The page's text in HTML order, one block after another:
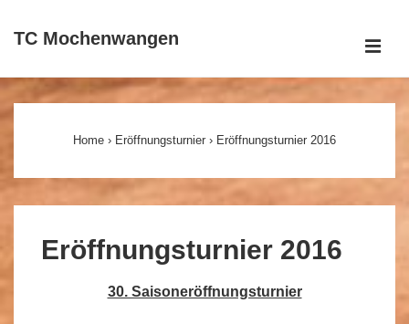
ZumTC Mochenwangen
Main
Navigation
Home › Eröffnungsturnier › Eröffnungsturnier 2016
Eröffnungsturnier 2016
30. Saisoneröffnungsturnier